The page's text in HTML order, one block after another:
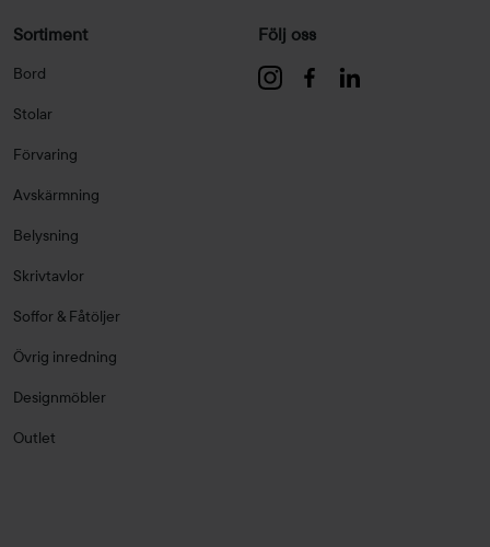
Sortiment
Bord
Stolar
Förvaring
Avskärmning
Belysning
Skrivtavlor
Soffor & Fåtöljer
Övrig inredning
Designmöbler
Outlet
Följ oss